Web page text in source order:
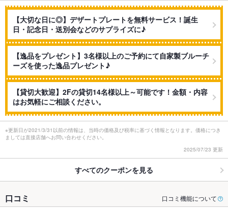
【大切な日に◎】デザートプレートを無料サービス！誕生
日・記念日・送別会などのサプライズに♪
【逸品をプレゼント】3名様以上のご予約にて自家製ブルーチ
ーズを使った逸品プレゼント♪
【貸切大歓迎】2Fの貸切14名様以上～可能です！金額・内容
はお気軽にご相談ください。
※更新日が2021/3/31以前の情報は、当時の価格及び税率に基づく情報となります。価格につき
ましては直接店舗へお問い合わせください。
2025/07/23 更新
すべてのクーポンを見る
口コミ 口コミ機能について